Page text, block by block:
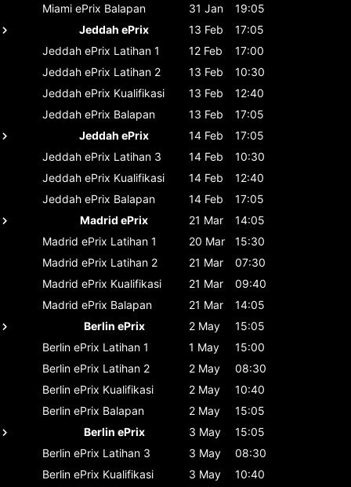
Miami ePrix Balapan 31 Jan
19:05
Jeddah ePrix
13 Feb
17:05
Jeddah ePrix Latihan 1 12 Feb
17:00
Jeddah ePrix Latihan 2 13 Feb
10:30
Jeddah ePrix Kualifikasi 13 Feb
12:40
Jeddah ePrix Balapan 13 Feb
17:05
Jeddah ePrix
14 Feb
17:05
Jeddah ePrix Latihan 3 14 Feb
10:30
Jeddah ePrix Kualifikasi 14 Feb
12:40
Jeddah ePrix Balapan 14 Feb
17:05
Madrid ePrix
21 Mar
14:05
Madrid ePrix Latihan 1 20 Mar
15:30
Madrid ePrix Latihan 2 21 Mar
07:30
Madrid ePrix Kualifikasi 21 Mar
09:40
Madrid ePrix Balapan 21 Mar
14:05
Berlin ePrix
2 May
15:05
Berlin ePrix Latihan 1 1 May
15:00
Berlin ePrix Latihan 2 2 May
08:30
Berlin ePrix Kualifikasi 2 May
10:40
Berlin ePrix Balapan 2 May
15:05
Berlin ePrix
3 May
15:05
Berlin ePrix Latihan 3 3 May
08:30
Berlin ePrix Kualifikasi 3 May
10:40